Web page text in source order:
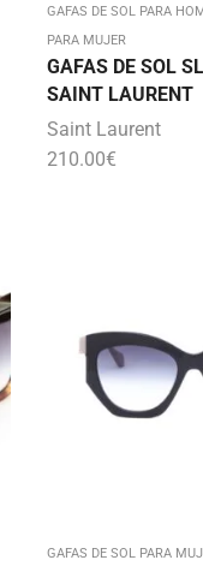
GAFAS DE SOL PARA
PARA MUJER
GAFAS DE SOL
SAINT LAURENT
Saint Laurent
210.00€
GAFAS DE SOL PARA